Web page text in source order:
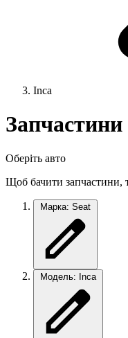
Inca
Оберіть авто
Щоб бачити запчастини,
Марка: Seat
Модель: Inca